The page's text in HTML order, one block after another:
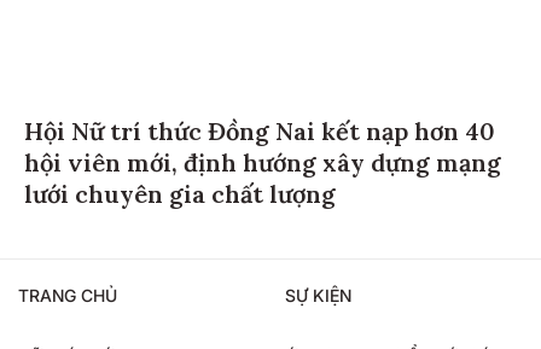
Hội Nữ trí thức Đồng Nai kết nạp hơn 40
hội viên mới, định hướng xây dựng mạng
lưới chuyên gia chất lượng
TRANG CHỦ SỰ KIỆN